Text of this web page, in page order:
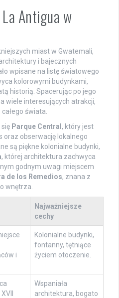
Antigua w
miast w Gwatemali,
i bajecznych
wpisane na listę światowego
kolorowymi budynkami,
historią. Spacerując po jego
wiele interesujących atrakcji,
świata.
Parque Central , który jest
oraz obserwację lokalnego
są piękne kolonialne budynki,
, której architektura zachwyca
godnym uwagi miejscem
de los Remedios, znana z
wnętrza.
Najważniejsze
cechy
i
Kolonialne budynki,
fontanny, tętniące
życiem otoczenie.
Wspaniała
architektura, bogato